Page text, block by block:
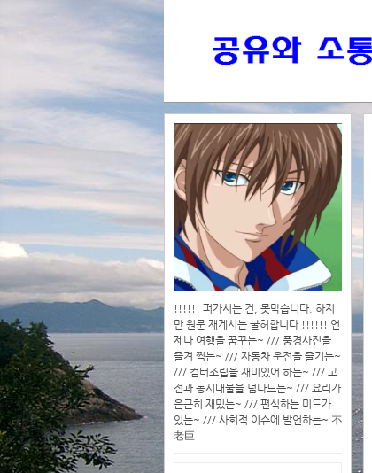
!!!!!! 퍼가시는 건, 못막습니다. 하지
만 원문 재게시는 불허합니다 !!!!!! 언
제나 여행을 꿈꾸는~ /// 풍경사진을
즐겨 찍는~ /// 자동차 운전을 즐기는~
/// 컴터조립을 재미있어 하는~ /// 고
전과 동시대물을 넘나드는~ /// 요리가
은근히 재밌는~ /// 편식하는 미드가
있는~ /// 사회적 이슈에 발언하는~ 不
老巨